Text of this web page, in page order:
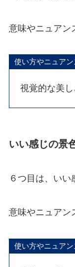
意味やニュアン
使い方やニュア
視覚的な美し
いい感じの景
６つ目は、いい
意味やニュアン
使い方やニュア